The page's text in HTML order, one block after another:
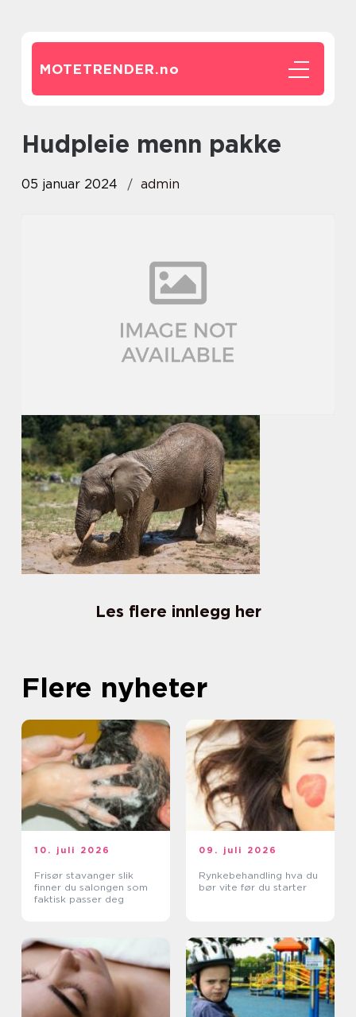
MOTETRENDER.no
hudpleie menn pakke
05 januar 2024 admin
Les flere innlegg her
Flere nyheter
10. juli 2026
Frisør stavanger slik
finner du salongen som
faktisk passer deg
09. juli 2026
Rynkebehandling hva du
bør vite før du starter